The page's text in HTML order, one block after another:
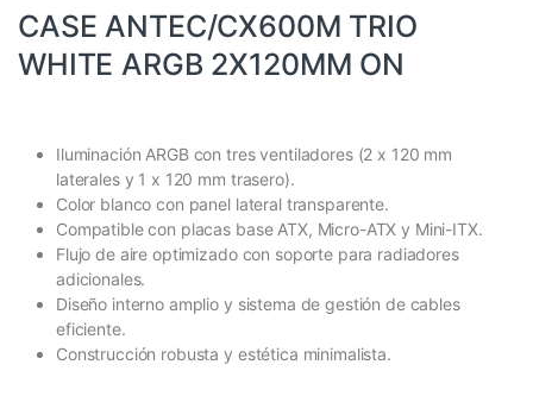
CASE ANTEC/CX600M TRIO
WHITE ARGB 2X120MM ON
Iluminación ARGB con tres ventiladores (2 x 120 mm
laterales y 1 x 120 mm trasero).
Color blanco con panel lateral transparente.
Compatible con placas base ATX, Micro-ATX y Mini-ITX.
Flujo de aire optimizado con soporte para radiadores
adicionales.
Diseño interno amplio y sistema de gestión de cables
eficiente.
Construcción robusta y estética minimalista.